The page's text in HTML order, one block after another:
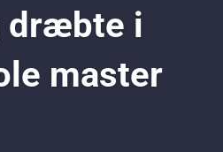
dræbte i
master